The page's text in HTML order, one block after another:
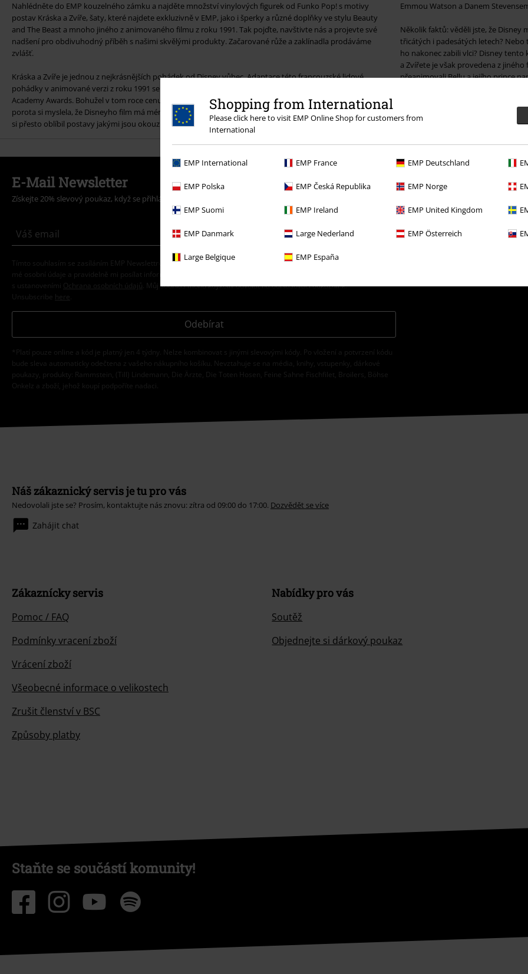
Shopping from International
Please click here to visit EMP Online Shop for customers from
International
EMP International EMP France EMP Deutschland
EMP Polska EMP Česká Republika EMP Norge
EMP Suomi EMP Ireland EMP United Kingdom
EMP Danmark Large Nederland EMP Österreich
Large Belgique EMP España
Nahlédněte do EMP kouzelného zámku a najděte množství vinylových figurek od Funko Pop! s motivy
postav Kráska a Zvíře, šaty, které najdete exkluzivně v EMP, jako i šperky a různé doplňky ve stylu Beauty
and The Beast a mnoho jiného z animovaného filmu z roku 1991. Tak pojďte, navštivte nás a projevte své
nadšení pro obdivuhodný příběh s našimi skvělými produkty. Začarované růže a zaklínadla prodáváme
zvlášť.
Kráska a Zvíře je jednou z nejkrásnějších pohádek od Disney vůbec. Adaptace této francouzské lidové
pohádky v animované verzi z roku 1991 se stala prvním animovaným filmem, který byl nominován na cenu
Academy Awards. Bohužel v tom roce cenu získal film Mlčení jehňátek, což nás vede k předpokladu, že
porota si myslela, že Disneyho film má méně kouzla, než psychopat požírající pečeni. Co ti o tom vědí ... Svět
si přesto oblíbil postavy jakými jsou okouzlující svícen Lumiére, pompézní hodiny Cogsworth, čajník
Emmou Watson a Danem
Několik faktů: věděli jste, že Disney
třicátých i padesátých letech?
ho nakonec zabili vlci? Disney tento
a Zvířete je však provedena z
přeanimovali Bellu a jejího prince
Příběh tak starý jako čas, píseň tak
E-Mail Newsletter
Získejte 20% slevový poukaz, když se přihlásíte teď!
Tímto souhlasím se zasíláním EMP Newslettru a souhlasím s tím, že E.M.P. Merchandising mbH může zpracovávat
mé osobní údaje a pravidelně mi posílat informace o svých produktech. Mé osobní údaje budou zpracovány v souladu
s ustanoveními
Ochrana osobních údajů . Můj souhlas mohu kdykoliv odvolat na odhlašovací odkaz/link.
Unsubscribe here
Odebírat
*Platí pouze online a kód je platný jen 4 týdny. Nelze kombinovat s jinými slevovými kódy. Po vložení a potvrzení kódu
bude sleva automaticky odečtena z vašeho nákupního košíku. Nevztahuje se na média, knihy, vstupenky, dárkové
poukazy, produkty: Rammstein, (Till) Lindemann, Die Ärzte, Die Toten Hosen, Feine Sahne Fischfilet, Broilers, Böhse
Onkelz a zboží, jehož koupí podpoříte nadaci.
Náš zákaznický servis je tu pro vás
Nedovolali jste se? Prosím, kontaktujte nás znovu: zítra od 09:00 do 17:00. Dozvědět se více
Zahájit chat
Zákaznícky servis
Pomoc / FAQ
Podmínky vracení zboží
Vrácení zboží
Všeobecné informace o velikostech
Zrušit členství v BSC
Způsoby platby
Nabídky pro vás
Soutěž
Objednejte si dárkový poukaz
Staňte se součástí komunity!